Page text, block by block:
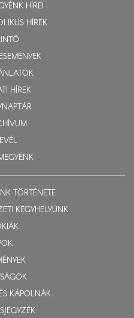
HÍREI
HÍREK
HÍREK
TÖRTÉNETE
KEGYHELYÜNK
KÁPOLNÁK